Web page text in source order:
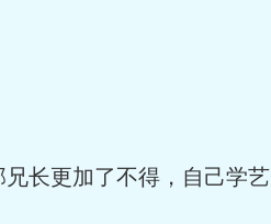
长更加了不得，自己学艺